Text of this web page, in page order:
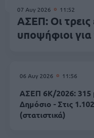
07 Αυγ 2026 11:52
ΑΣΕΠ: Οι τρεις
υποψήφιοι
06 Αυγ 2026 11:56
ΑΣΕΠ 6Κ/2026: 315
Δημόσιο - Στις
(στατιστικά)